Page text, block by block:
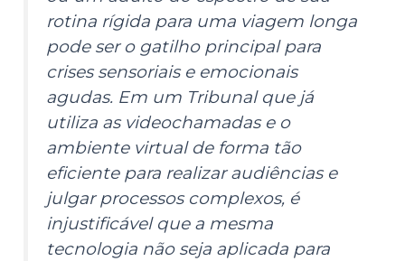
rotina rígida para uma viagem longa
pode ser o gatilho principal para
crises sensoriais e emocionais
agudas. Em um Tribunal que já
utiliza as videochamadas e o
ambiente virtual de forma tão
eficiente para realizar audiências e
julgar processos complexos, é
injustificável que a mesma
tecnologia não seja aplicada para